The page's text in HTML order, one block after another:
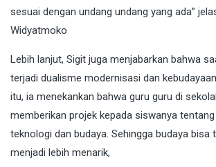
sesuai dengan undang undang yang ada”
Widyatmoko
Lebih lanjut, Sigit juga menjabarkan bahwa
terjadi dualisme modernisasi dan
itu, ia menekankan bahwa guru guru di
memberikan projek kepada siswanya
teknologi dan budaya. Sehingga budaya bisa
menjadi lebih menarik,